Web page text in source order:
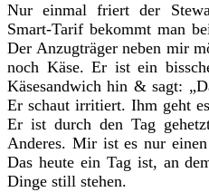
Nur einmal friert der
Smart-Tarif bekommt man
Der Anzugträger neben mir
noch Käse. Er ist ein
Käsesandwich hin & sagt:
Er schaut irritiert. Ihm geht
Er ist durch den Tag
Anderes. Mir ist es nur
Das heute ein Tag ist, an
Dinge still stehen.